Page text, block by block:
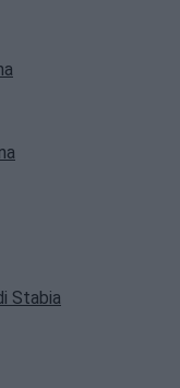
Stabia